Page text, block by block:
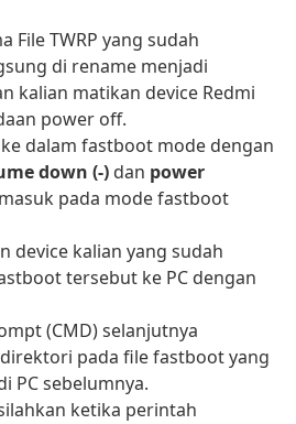
File TWRP yang sudah
di rename menjadi
kalian matikan device Redmi
power off.
dalam fastboot mode dengan
down (-) dan power
pada mode fastboot
device kalian yang sudah
tersebut ke PC dengan
(CMD) selanjutnya
pada file fastboot yang
PC sebelumnya.
ketika perintah